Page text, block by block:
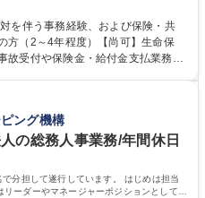
、加入者様や医療機関等からの問
求書類の受付、
査・事務処理業務全般を担当 ■専
類の作成・発送作業 ■加入者様や
を伴う事務経験、および保険・共
方（2～4年程度）【尚可】生命保
故受付や保険金・給付金支払業務経
学歴：大学院
資格：
ング機構
の総務人事業務/年間休日
分担して遂行しています。 はじめは担当
ーダーやマネージャーポジションとして活